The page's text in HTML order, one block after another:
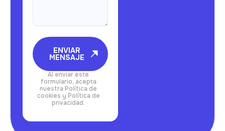
ENVIAR
MENSAJE
Al enviar este
formulario, acepta
nuestra Política de
cookies y Política de
privacidad.